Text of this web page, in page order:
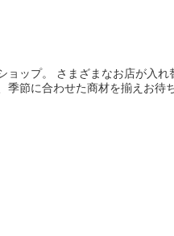
ップ。 さまざまなお店が入
節に合わせた商材を揃えお待